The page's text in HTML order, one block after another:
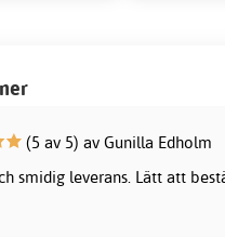
(5 av 5) av Gunilla Edholm
smidig leverans. Lätt att